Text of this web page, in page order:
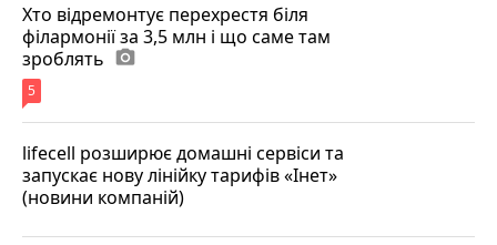
Хто відремонтує перехрестя біля
філармонії за 3,5 млн і що саме там
зроблять photo_camera
5
lifecell розширює домашні сервіси та
запускає нову лінійку тарифів «Інет»
(новини компаній)